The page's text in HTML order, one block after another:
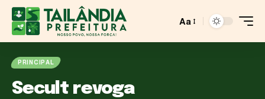
Aa
PRINCIPAL
Secult revoga